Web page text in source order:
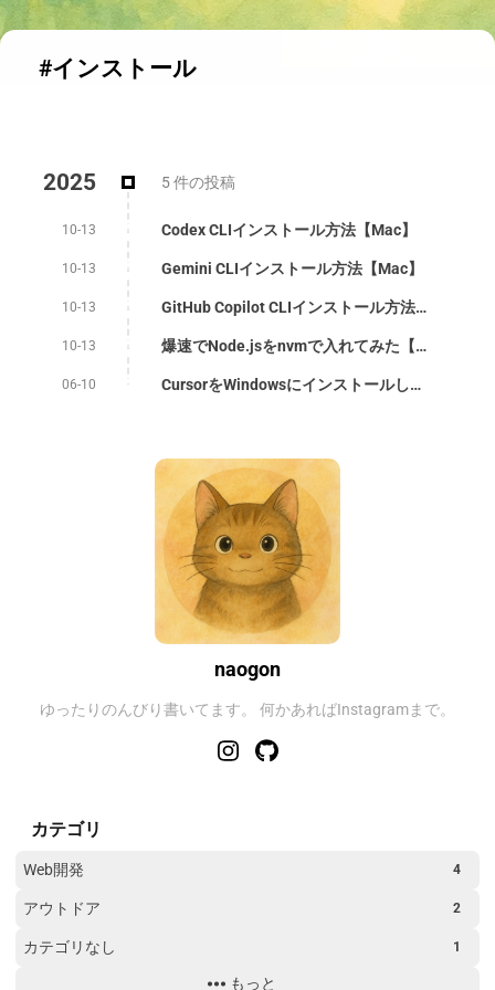
naogon
ゆったりのんびり書いてます。 何かあればInstagramまで。
カテゴリ
Web開発 4
アウトドア 2
カテゴリなし 1
もっと
#インストール
2025 5 件の投稿
10-13 Codex CLIインストール方法【Mac】
10-13 Gemini CLIインストール方法【Mac】
10-13 GitHub Copilot CLIインストール方法【Mac】
10-13 爆速でNode.jsをnvmで入れてみた【Mac】
06-10 CursorをWindowsにインストールしてみた